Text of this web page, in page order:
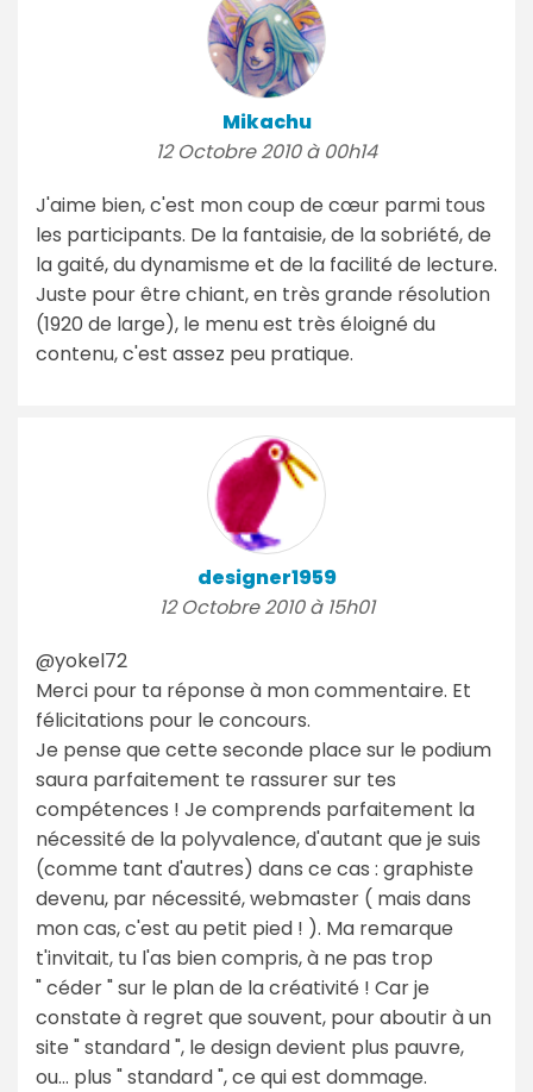
Mikachu
12 Octobre 2010 à 00h14
J'aime bien, c'est mon coup de cœur parmi tous
les participants. De la fantaisie, de la sobriété, de
la gaité, du dynamisme et de la facilité de lecture.
Juste pour être chiant, en très grande résolution
(1920 de large), le menu est très éloigné du
contenu, c'est assez peu pratique.
designer1959
12 Octobre 2010 à 15h01
@yokel72
Merci pour ta réponse à mon commentaire. Et
félicitations pour le concours.
Je pense que cette seconde place sur le podium
saura parfaitement te rassurer sur tes
compétences ! Je comprends parfaitement la
nécessité de la polyvalence, d'autant que je suis
(comme tant d'autres) dans ce cas : graphiste
devenu, par nécessité, webmaster ( mais dans
mon cas, c'est au petit pied ! ). Ma remarque
t'invitait, tu l'as bien compris, à ne pas trop
" céder " sur le plan de la créativité ! Car je
constate à regret que souvent, pour aboutir à un
site " standard ", le design devient plus pauvre,
ou… plus " standard ", ce qui est dommage.